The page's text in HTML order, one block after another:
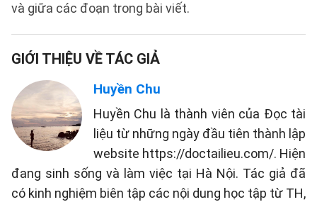
và giữa các đoạn trong bài viết.
GIỚI THIỆU VỀ TÁC GIẢ
Huyền Chu
Huyền Chu là thành viên của Đọc tài
liệu từ những ngày đầu tiên thành lập
website https://doctailieu.com/. Hiện
đang sinh sống và làm việc tại Hà Nội. Tác giả đã
có kinh nghiệm biên tập các nội dung học tập từ TH,